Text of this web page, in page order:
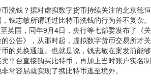
钱？据对虚拟数字货币持续关注的北京德恒
钱志敏所谓通过比特币洗钱的行为并不复杂。
英国，同年9月4日，央行等七部委发布了《关
公告》，从那时起，虚拟数字货币交易所才关
的兑换通道。也就是说，钱志敏在案发前能够
平台直接购买比特币，再加上当时账户实名制
常容易就实现了携比特币逃至境外。